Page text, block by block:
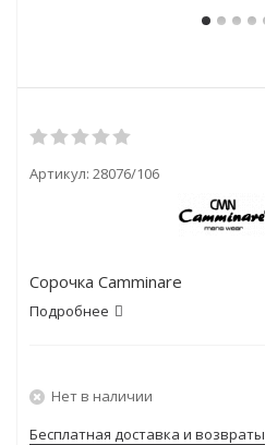
Артикул: 28076/106
Сорочка Camminare
Подробнее
Нет в наличии
Бесплатная доставка и возвраты